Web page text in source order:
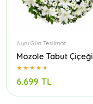
Aynı Gün Teslimat
Mozole Tabut Çiçeği
6.699 TL